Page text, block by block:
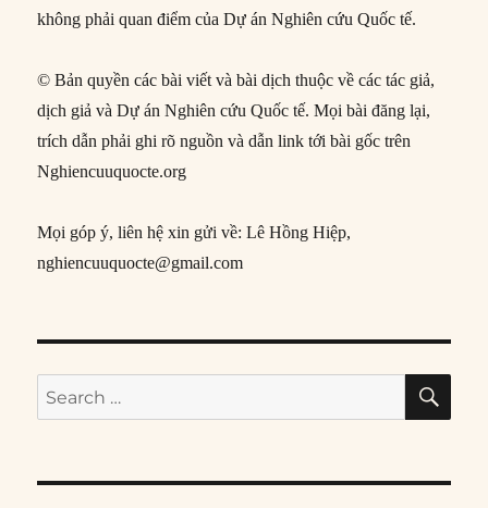
không phải quan điểm của Dự án Nghiên cứu Quốc tế.
© Bản quyền các bài viết và bài dịch thuộc về các tác giả,
dịch giả và Dự án Nghiên cứu Quốc tế. Mọi bài đăng lại,
trích dẫn phải ghi rõ nguồn và dẫn link tới bài gốc trên
Nghiencuuquocte.org
Mọi góp ý, liên hệ xin gửi về: Lê Hồng Hiệp,
nghiencuuquocte@gmail.com
Search
for: